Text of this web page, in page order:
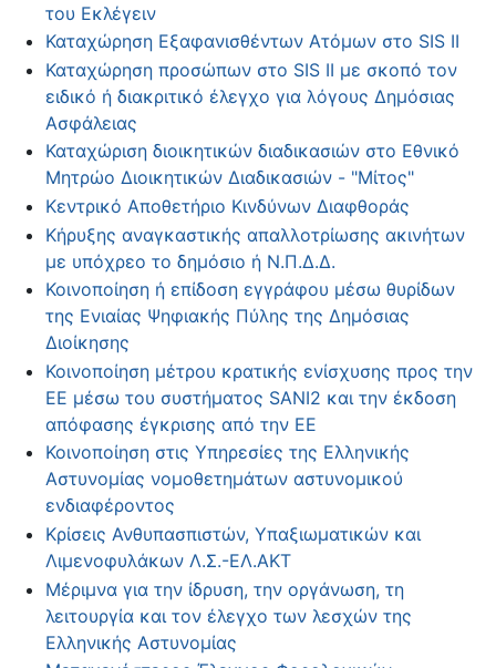
του Εκλέγειν
Καταχώρηση Εξαφανισθέντων Ατόμων στο SIS II
Καταχώρηση προσώπων στο SIS II με σκοπό τον
ειδικό ή διακριτικό έλεγχο για λόγους Δημόσιας
Ασφάλειας
Καταχώριση διοικητικών διαδικασιών στο Εθνικό
Μητρώο Διοικητικών Διαδικασιών - "Μίτος"
Κεντρικό Αποθετήριο Κινδύνων Διαφθοράς
Κήρυξης αναγκαστικής απαλλοτρίωσης ακινήτων
με υπόχρεο το δημόσιο ή Ν.Π.Δ.Δ.
Κοινοποίηση ή επίδοση εγγράφου μέσω θυρίδων
της Ενιαίας Ψηφιακής Πύλης της Δημόσιας
Διοίκησης
Κοινοποίηση μέτρου κρατικής ενίσχυσης προς την
ΕΕ μέσω του συστήματος SANI2 και την έκδοση
απόφασης έγκρισης από την ΕΕ
Κοινοποίηση στις Υπηρεσίες της Ελληνικής
Αστυνομίας νομοθετημάτων αστυνομικού
ενδιαφέροντος
Κρίσεις Ανθυπασπιστών, Υπαξιωματικών και
Λιμενοφυλάκων Λ.Σ.-ΕΛ.ΑΚΤ
Μέριμνα για την ίδρυση, την οργάνωση, τη
λειτουργία και τον έλεγχο των λεσχών της
Ελληνικής Αστυνομίας